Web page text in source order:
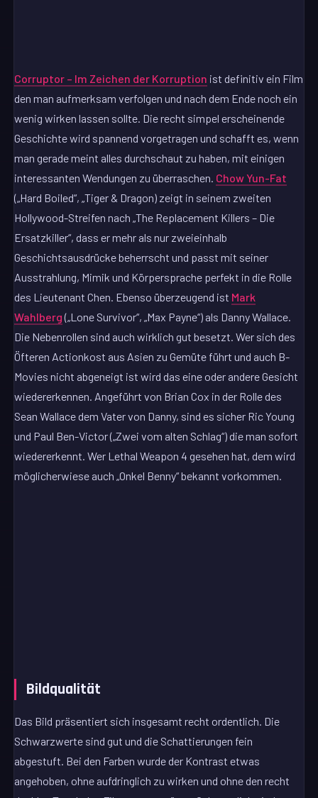
Corruptor – Im Zeichen der Korruption ist definitiv ein Film
den man aufmerksam verfolgen und nach dem Ende noch ein
wenig wirken lassen sollte. Die recht simpel erscheinende
Geschichte wird spannend vorgetragen und schafft es, wenn
man gerade meint alles durchschaut zu haben, mit einigen
interessanten Wendungen zu überraschen. Chow Yun-Fat
(„Hard Boiled“, „Tiger & Dragon) zeigt in seinem zweiten
Hollywood-Streifen nach „The Replacement Killers – Die
Ersatzkiller“, dass er mehr als nur zweieinhalb
Geschichtsausdrücke beherrscht und passt mit seiner
Ausstrahlung, Mimik und Körpersprache perfekt in die Rolle
des Lieutenant Chen. Ebenso überzeugend ist Mark
Wahlberg(„Lone Survivor“, „Max Payne“) als Danny Wallace.
Die Nebenrollen sind auch wirklich gut besetzt. Wer sich des
Öfteren Actionkost aus Asien zu Gemüte führt und auch B-
Movies nicht abgeneigt ist wird das eine oder andere Gesicht
wiedererkennen. Angeführt von Brian Cox in der Rolle des
Sean Wallace dem Vater von Danny, sind es sicher Ric Young
und Paul Ben-Victor („Zwei vom alten Schlag“) die man sofort
wiedererkennt. Wer Lethal Weapon 4 gesehen hat, dem wird
möglicherwiese auch „Onkel Benny“ bekannt vorkommen.
Bildqualität
Das Bild präsentiert sich insgesamt recht ordentlich. Die
Schwarzwerte sind gut und die Schattierungen fein
abgestuft. Bei den Farben wurde der Kontrast etwas
angehoben, ohne aufdringlich zu wirken und ohne den recht